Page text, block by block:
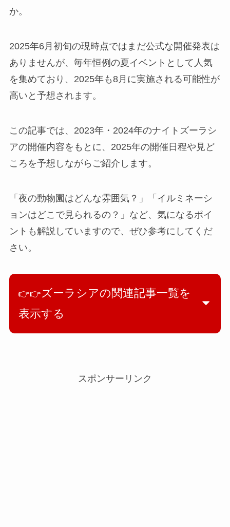
か。
2025年6月初旬の現時点ではまだ公式な開催発表は
ありませんが、毎年恒例の夏イベントとして人気
を集めており、2025年も8月に実施される可能性が
高いと予想されます。
この記事では、2023年・2024年のナイトズーラシ
アの開催内容をもとに、2025年の開催日程や見ど
ころを予想しながらご紹介します。
「夜の動物園はどんな雰囲気？」「イルミネーシ
ョンはどこで見られるの？」など、気になるポイ
ントも解説していますので、ぜひ参考にしてくだ
さい。
👉👉ズーラシアの関連記事一覧を
表示する
スポンサーリンク